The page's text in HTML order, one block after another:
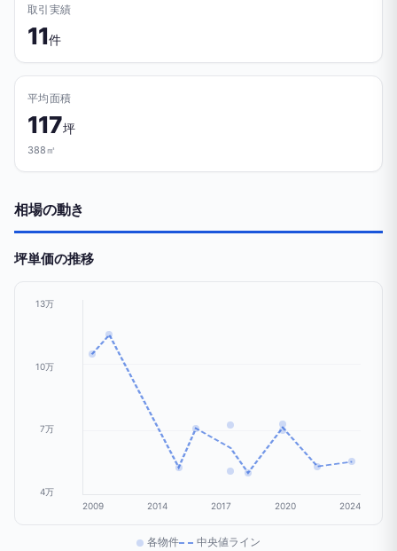
取引実績
11件
平均面積
117坪
388㎡
相場の動き
坪単価の推移
13万
10万
7万
4万
2009
2014 2017 2020 2024
各物件 中央値ライン